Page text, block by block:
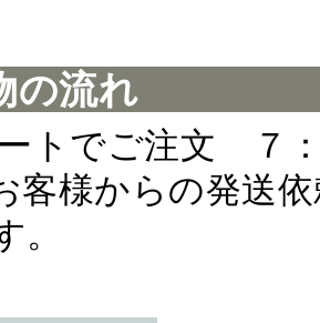
の流れ
トでご注文 ７
様からの発送
。